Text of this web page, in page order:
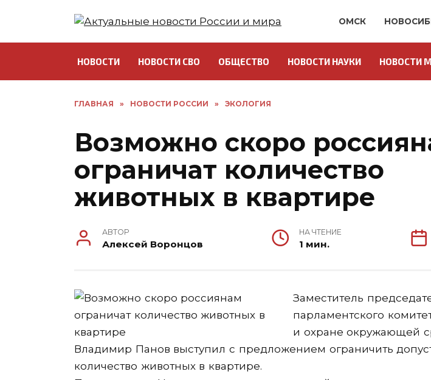
ОМСК
НОВОСТИ НОВОСТИ СВО ОБЩЕСТВО НОВОСТИ НАУКИ НОВОСТИ
ГЛАВНАЯ » НОВОСТИ РОССИИ » ЭКОЛОГИЯ
Возможно скоро
ограничат количество
животных в квартире
АВТОР
Алексей Воронцов
НА ЧТЕНИЕ
1 мин.
Заместитель
парламентского
и охране окружающей
Владимир Панов выступил с предложением ограничить
количество животных в квартире.